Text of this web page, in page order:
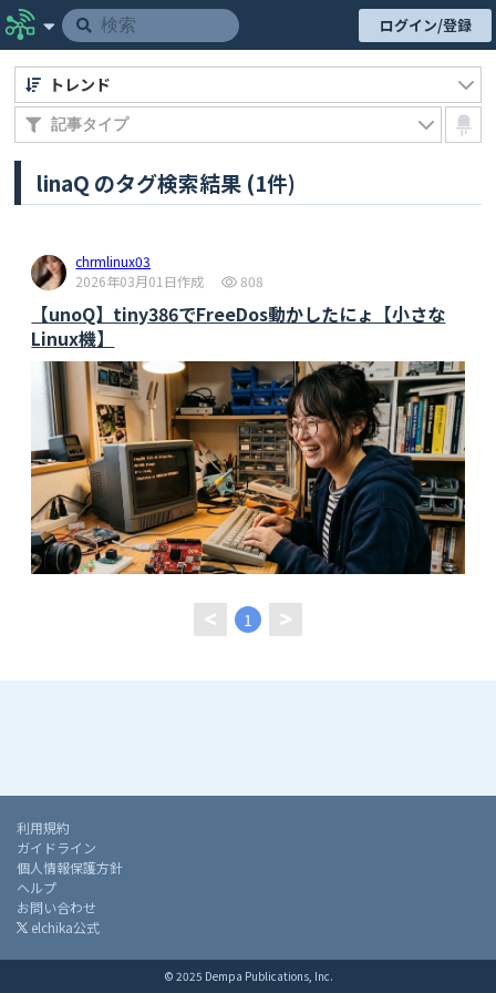
ログイン/登録
linaQ のタグ検索結果 (1件)
トレンド
chrmlinux03
2026年03月01日作成
808
【unoQ】tiny386でFreeDos動かしたにょ【小さな
Linux機】
1
利用規約
ガイドライン
個人情報保護方針
ヘルプ
お問い合わせ
elchika公式
© 2025 Dempa Publications, Inc.